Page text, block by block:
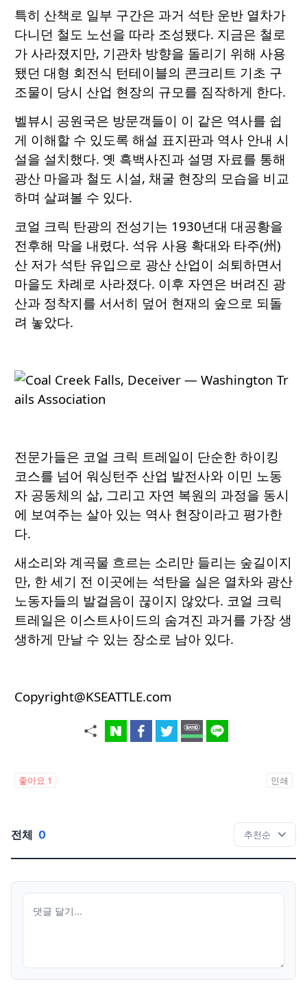
특히 산책로 일부 구간은 과거 석탄 운반 열차가
다니던 철도 노선을 따라 조성됐다. 지금은 철로
가 사라졌지만, 기관차 방향을 돌리기 위해 사용
됐던 대형 회전식 턴테이블의 콘크리트 기초 구
조물이 당시 산업 현장의 규모를 짐작하게 한다.
벨뷰시 공원국은 방문객들이 이 같은 역사를 쉽
게 이해할 수 있도록 해설 표지판과 역사 안내 시
설을 설치했다. 옛 흑백사진과 설명 자료를 통해
광산 마을과 철도 시설, 채굴 현장의 모습을 비교
하며 살펴볼 수 있다.
코얼 크릭 탄광의 전성기는 1930년대 대공황을
전후해 막을 내렸다. 석유 사용 확대와 타주(州)
산 저가 석탄 유입으로 광산 산업이 쇠퇴하면서
마을도 차례로 사라졌다. 이후 자연은 버려진 광
산과 정착지를 서서히 덮어 현재의 숲으로 되돌
려 놓았다.
전문가들은 코얼 크릭 트레일이 단순한 하이킹
코스를 넘어 워싱턴주 산업 발전사와 이민 노동
자 공동체의 삶, 그리고 자연 복원의 과정을 동시
에 보여주는 살아 있는 역사 현장이라고 평가한
다.
새소리와 계곡물 흐르는 소리만 들리는 숲길이지
만, 한 세기 전 이곳에는 석탄을 실은 열차와 광산
노동자들의 발걸음이 끊이지 않았다. 코얼 크릭
트레일은 이스트사이드의 숨겨진 과거를 가장 생
생하게 만날 수 있는 장소로 남아 있다.
Copyright@KSEATTLE.com
좋아요 1 인쇄
전체 0